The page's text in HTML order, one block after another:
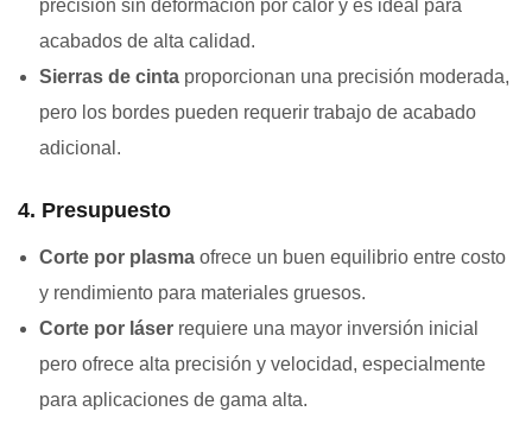
precisión sin deformación por calor y es ideal para
acabados de alta calidad.
Sierras de cinta proporcionan una precisión moderada,
pero los bordes pueden requerir trabajo de acabado
adicional.
4. Presupuesto
Corte por plasma ofrece un buen equilibrio entre costo
y rendimiento para materiales gruesos.
Corte por láser requiere una mayor inversión inicial
pero ofrece alta precisión y velocidad, especialmente
para aplicaciones de gama alta.